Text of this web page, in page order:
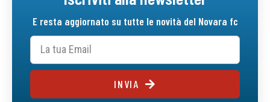
E resta aggiornato su tutte le novità del Novara fc
INVIA